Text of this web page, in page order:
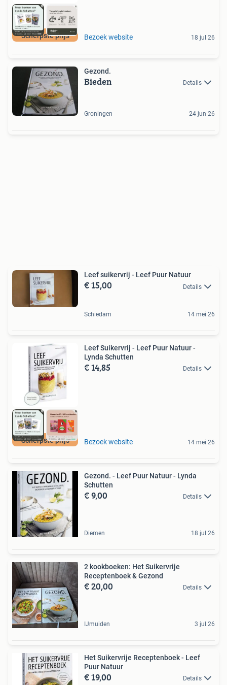
Scherpste prijs Bezoek website 18 jul 26
Gezond.
Bieden Details
Groningen 24 jun 26
Leef suikervrij - Leef Puur Natuur
€ 15,00 Details
Schiedam 14 mei 26
Scherpste prijs
Leef Suikervrij - Leef Puur Natuur -
Lynda Schutten
€ 14,85 Details
Bezoek website 14 mei 26
Gezond. - Leef Puur Natuur - Lynda
Schutten
€ 9,00 Details
Diemen 18 jul 26
2 kookboeken: Het Suikervrije
Receptenboek & Gezond
€ 20,00 Details
IJmuiden 3 jul 26
Het Suikervrije Receptenboek - Leef
Puur Natuur
€ 19,00 Details